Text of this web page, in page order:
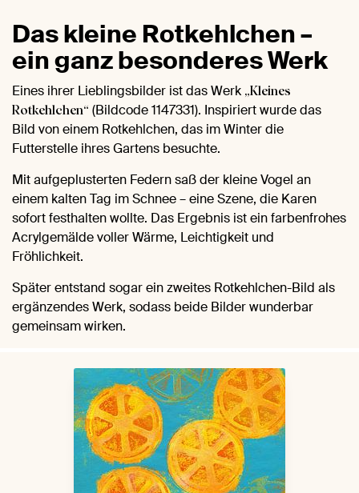
Das kleine Rotkehlchen –
ein ganz besonderes Werk
Eines ihrer Lieblingsbilder ist das Werk „Kleines
Rotkehlchen“ (Bildcode 1147331). Inspiriert wurde das
Bild von einem Rotkehlchen, das im Winter die
Futterstelle ihres Gartens besuchte.
Mit aufgeplusterten Federn saß der kleine Vogel an
einem kalten Tag im Schnee – eine Szene, die Karen
sofort festhalten wollte. Das Ergebnis ist ein farbenfrohes
Acrylgemälde voller Wärme, Leichtigkeit und
Fröhlichkeit.
Später entstand sogar ein zweites Rotkehlchen-Bild als
ergänzendes Werk, sodass beide Bilder wunderbar
gemeinsam wirken.